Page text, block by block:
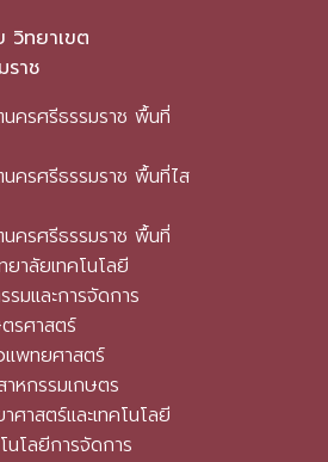
วิทยาเขต
ราช
นครศรีธรรมราช พื้นที่
นครศรีธรรมราช พื้นที่ไส
นครศรีธรรมราช พื้นที่
าลัยเทคโนโลยี
รมและการจัดการ
รศาสตร์
พทยศาสตร์
หกรรมเกษตร
ศาสตร์และเทคโนโลยี
นโลยีการจัดการ